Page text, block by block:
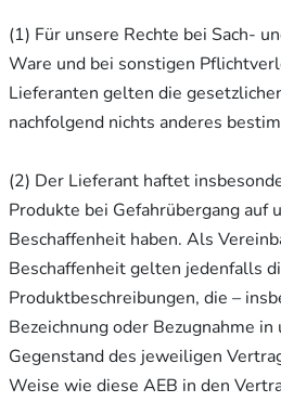
(1) Für unsere Rechte bei Sach-
Ware und bei sonstigen
Lieferanten gelten die
nachfolgend nichts anderes
(2) Der Lieferant haftet
Produkte bei Gefahrübergang auf
Beschaffenheit haben. Als
Beschaffenheit gelten jedenfalls
Produktbeschreibungen, die –
Bezeichnung oder Bezugnahme
Gegenstand des jeweiligen
Weise wie diese AEB in den